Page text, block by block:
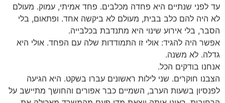
עד לפני שנתיים היא פחדה מכלבים. פחד אמיתי, עמוק. מעולם
לא היה להם כלב בבית, מעולם לא ביקשה אחד. ופתאום, בלי
הסבר, בלי אירוע שינוי היא מתנדבת בכלבייה.
אפשר היה להגיד: אולי זו התמודדות שלה עם הפחד. אולי היא
גדלה. לא משנה.
אנחנו בודקים הכל.
הצבנו חוקרים. שני לילות ראשונים עברו בשקט. היא הגיעה
לפנסיון בשעות הערב, השמיים כבר אפורים והחושך מתיישב על